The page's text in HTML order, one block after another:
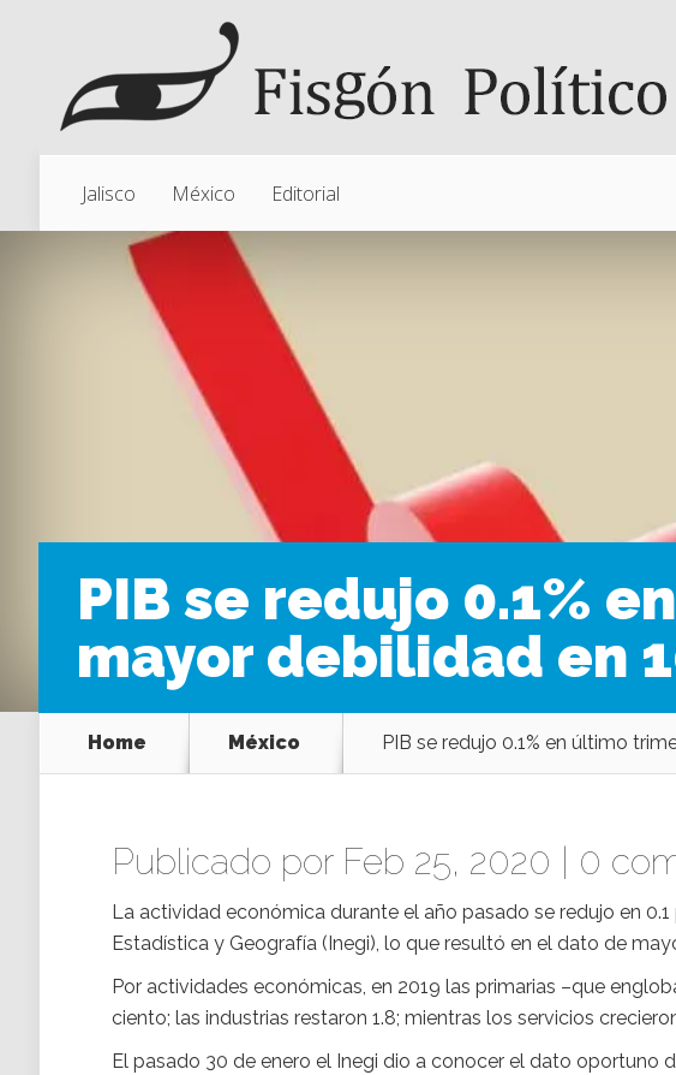
Jalisco México Editorial
PIB se redujo 0.1%
mayor debilidad en
Home México PIB se redujo 0.1% en último
Publicado por Feb 25, 2020 | 0
La actividad económica durante el año pasado se redujo en
Estadística y Geografía (Inegi), lo que resultó en el dato de
Por actividades económicas, en 2019 las primarias –que
ciento; las industrias restaron 1.8; mientras los servicios
El pasado 30 de enero el Inegi dio a conocer el dato oportuno